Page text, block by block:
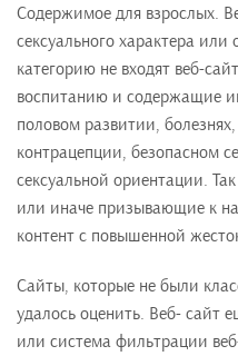
Содержимое для взрослых.
сексуального характера
категорию не входят веб-
воспитанию и содержащие
половом развитии,
контрацепции, безопасном
сексуальной ориентации.
или иначе призывающие к
контент с повышенной
Сайты, которые не были
удалось оценить. Веб- сайт
или система фильтрации